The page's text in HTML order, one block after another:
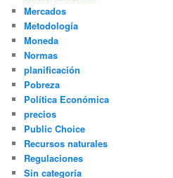
Mercados
Metodología
Moneda
Normas
planificación
Pobreza
Política Económica
precios
Public Choice
Recursos naturales
Regulaciones
Sin categoría